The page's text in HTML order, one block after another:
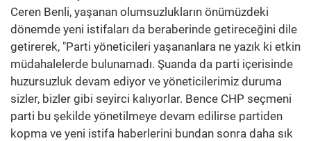
Ceren Benli, yaşanan olumsuzlukların önümüzdeki
dönemde yeni istifaları da beraberinde getireceğini dile
getirerek, "Parti yöneticileri yaşananlara ne yazık ki etkin
müdahalelerde bulunamadı. Şuanda da parti içerisinde
huzursuzluk devam ediyor ve yöneticilerimiz duruma
sizler, bizler gibi seyirci kalıyorlar. Bence CHP seçmeni
parti bu şekilde yönetilmeye devam edilirse partiden
kopma ve yeni istifa haberlerini bundan sonra daha sık